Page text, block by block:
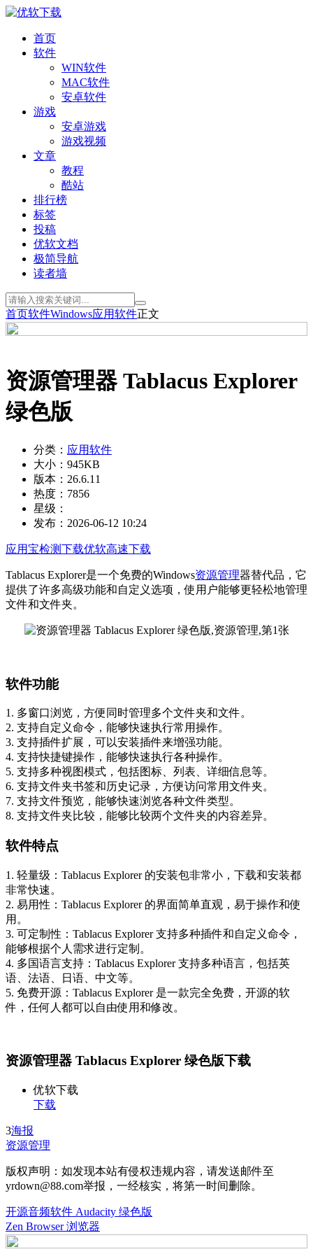
首页
软件
WIN软件
MAC软件
安卓软件
游戏
安卓游戏
游戏视频
文章
教程
酷站
排行榜
标签
投稿
优软文档
极简导航
读者墙
首页软件Windows应用软件正文
资源管理器 Tablacus Explorer
绿色版
分类： 应用软件
大小： 945KB
版本： 26.6.11
热度： 7856
星级：
发布： 2026-06-12 10:24
应用宝检测下载优软高速下载
Tablacus Explorer是一个免费的Windows资源管理器替代品，它
提供了许多高级功能和自定义选项，使用户能够更轻松地管理
文件和文件夹。
软件功能
1. 多窗口浏览，方便同时管理多个文件夹和文件。
2. 支持自定义命令，能够快速执行常用操作。
3. 支持插件扩展，可以安装插件来增强功能。
4. 支持快捷键操作，能够快速执行各种操作。
5. 支持多种视图模式，包括图标、列表、详细信息等。
6. 支持文件夹书签和历史记录，方便访问常用文件夹。
7. 支持文件预览，能够快速浏览各种文件类型。
8. 支持文件夹比较，能够比较两个文件夹的内容差异。
软件特点
1. 轻量级：Tablacus Explorer 的安装包非常小，下载和安装都
非常快速。
2. 易用性：Tablacus Explorer 的界面简单直观，易于操作和使
用。
3. 可定制性：Tablacus Explorer 支持多种插件和自定义命令，
能够根据个人需求进行定制。
4. 多国语言支持：Tablacus Explorer 支持多种语言，包括英
语、法语、日语、中文等。
5. 免费开源：Tablacus Explorer 是一款完全免费，开源的软
件，任何人都可以自由使用和修改。
资源管理器 Tablacus Explorer 绿色版下载
优软下载
下载
3海报
资源管理
版权声明：如发现本站有侵权违规内容，请发送邮件至
yrdown@88.com举报，一经核实，将第一时间删除。
开源音频软件 Audacity 绿色版
Zen Browser 浏览器